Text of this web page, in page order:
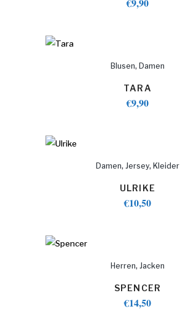
€9,90
Blusen, Damen
TARA
€9,90
Damen, Jersey, Kleider
ULRIKE
€10,50
Herren, Jacken
SPENCER
€14,50